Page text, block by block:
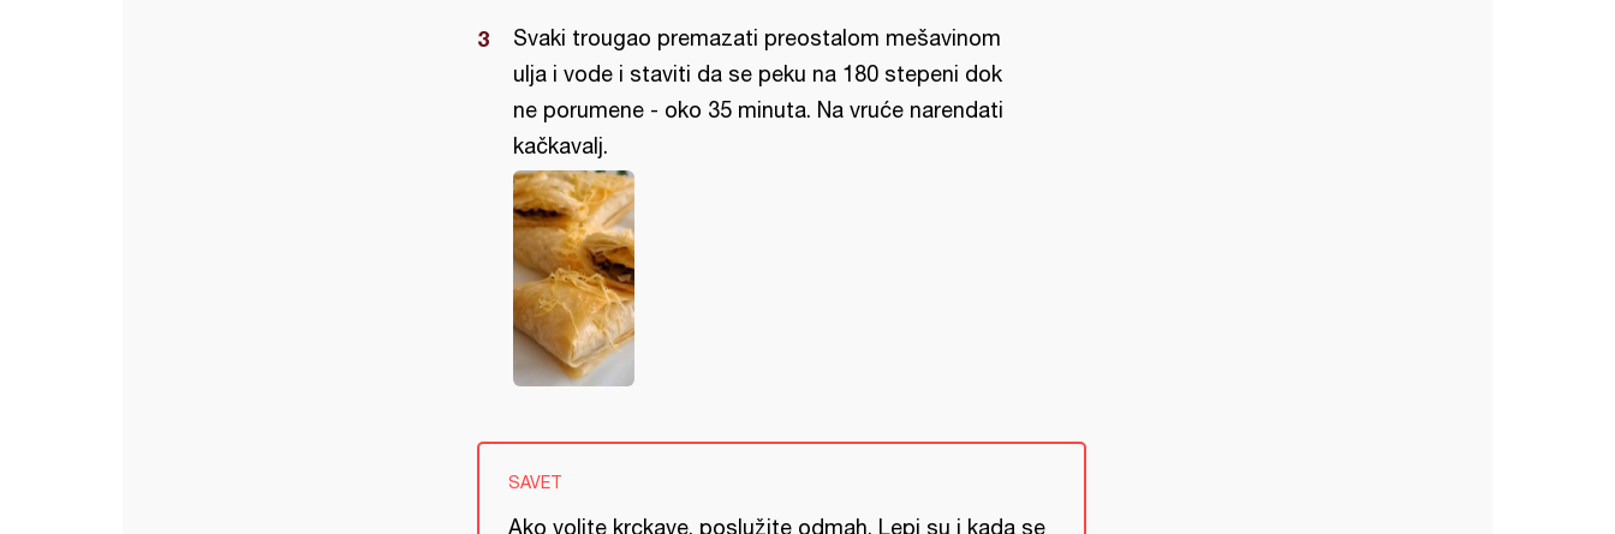
Svaki trougao premazati preostalom mešavinom
ulja i vode i staviti da se peku na 180 stepeni dok
ne porumene - oko 35 minuta. Na vruće narendati
kačkavalj.
SAVET
Ako volite krckave, poslužite odmah. Lepi su i kada se